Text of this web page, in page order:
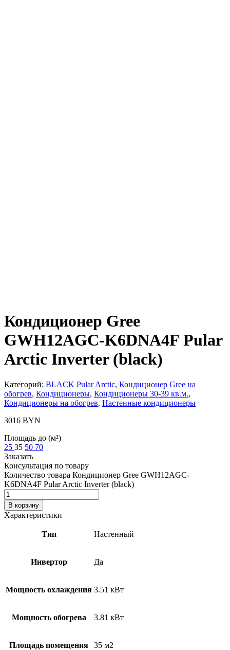
Кондиционер Gree
GWH12AGC-K6DNA4F Pular
Arctic Inverter (black)
Категорий: BLACK Pular Arctic, Кондиционер Gree на
обогрев, Кондиционеры, Кондиционеры 30-39 кв.м.,
Кондиционеры на обогрев, Настенные кондиционеры
3016 BYN
Площадь до (м²)
25 35 50 70
Заказать
Консультация по товару
Количество товара Кондиционер Gree GWH12AGC-
K6DNA4F Pular Arctic Inverter (black)
В корзину
Характеристики
Тип Настенный
Инвертор Да
Мощность охлаждения 3.51 кВт
Мощность обогрева 3.81 кВт
Площадь помещения 35 м2